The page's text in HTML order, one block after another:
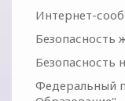
Интернет-
Безопасность
Безопасность
Федеральный